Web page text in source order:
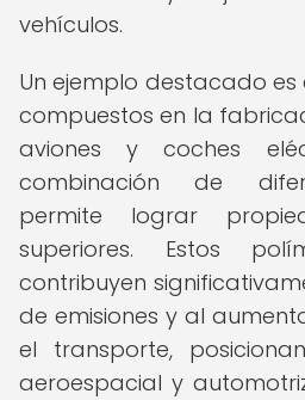
vehículos.
Un ejemplo destacado
compuestos en la
aviones y coches
combinación de
permite lograr
superiores. Estos
contribuyen
de emisiones y al
el transporte,
aeroespacial y